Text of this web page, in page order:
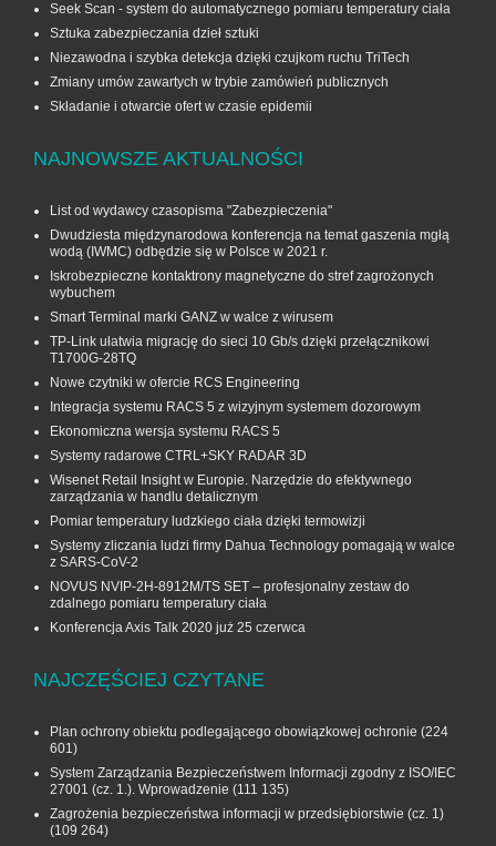
Seek Scan - system do automatycznego pomiaru temperatury ciała
Sztuka zabezpieczania dzieł sztuki
Niezawodna i szybka detekcja dzięki czujkom ruchu TriTech
Zmiany umów zawartych w trybie zamówień publicznych
Składanie i otwarcie ofert w czasie epidemii
NAJNOWSZE AKTUALNOŚCI
List od wydawcy czasopisma "Zabezpieczenia"
Dwudziesta międzynarodowa konferencja na temat gaszenia mgłą
wodą (IWMC) odbędzie się w Polsce w 2021 r.
Iskrobezpieczne kontaktrony magnetyczne do stref zagrożonych
wybuchem
Smart Terminal marki GANZ w walce z wirusem
TP-Link ułatwia migrację do sieci 10 Gb/s dzięki przełącznikowi
T1700G‑28TQ
Nowe czytniki w ofercie RCS Engineering
Integracja systemu RACS 5 z wizyjnym systemem dozorowym
Ekonomiczna wersja systemu RACS 5
Systemy radarowe CTRL+SKY RADAR 3D
Wisenet Retail Insight w Europie. Narzędzie do efektywnego
zarządzania w handlu detalicznym
Pomiar temperatury ludzkiego ciała dzięki termowizji
Systemy zliczania ludzi firmy Dahua Technology pomagają w walce
z SARS-CoV-2
NOVUS NVIP-2H-8912M/TS SET – profesjonalny zestaw do
zdalnego pomiaru temperatury ciała
Konferencja Axis Talk 2020 już 25 czerwca
NAJCZĘŚCIEJ CZYTANE
Plan ochrony obiektu podlegającego obowiązkowej ochronie (224
601)
System Zarządzania Bezpieczeństwem Informacji zgodny z ISO/IEC
27001 (cz. 1.). Wprowadzenie (111 135)
Zagrożenia bezpieczeństwa informacji w przedsiębiorstwie (cz. 1)
(109 264)